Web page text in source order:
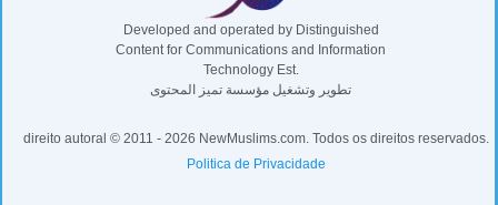
Developed and operated by Distinguished
Content for Communications and Information
Technology Est.
تطوير وتشغيل مؤسسة تميز المحتوى
direito autoral © 2011 - 2026 NewMuslims.com. Todos os direitos reservados.
Politica de Privacidade